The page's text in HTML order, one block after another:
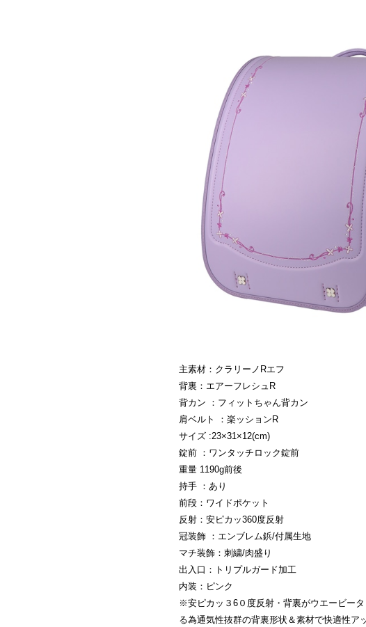
主素材：クラリーノRエフ
背裏：エアーフレシュR
背カン ：フィットちゃん背カン
肩ベルト ：楽ッションR
サイズ :23×31×12(cm)
錠前 ：ワンタッチロック錠前
重量 1190g前後
持手 ：あり
前段：ワイドポケット
反射：安ピカッ360度反射
冠装飾 ：エンブレム鋲/付属生地
マチ装飾：刺繍/肉盛り
出入口：トリプルガード加工
内装：ピンク
※安ピカッ３6０度反射・背裏がウエービー
る為通気性抜群の背裏形状＆素材で快適性ア